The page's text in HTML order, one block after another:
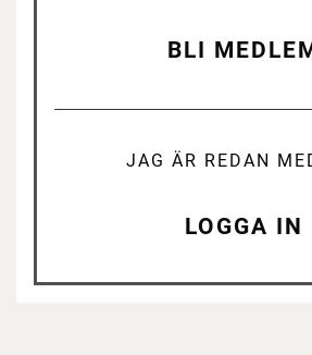
BLI
JAG ÄR REDAN
LOGGA IN